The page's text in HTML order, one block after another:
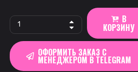
HYPE
|
Морозная
Мята
50мг
В
КОРЗИНУ
ОФОРМИТЬ ЗАКАЗ С
МЕНЕДЖЕРОМ В TELEGRAM